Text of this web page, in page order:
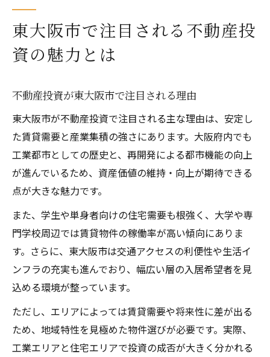
不動産投資で工業需要を活かす資産運用術
住宅需要が生む東大阪市の不動産投資効果
資産運用に役立つ不動産投資の実践知識
長期安定を目指す資産運用のポイント
安定収入に繋がる東大阪市の不動産戦略
安定収入を実現する不動産投資の方法
不動産投資で収益を最大化する戦略解説
東大阪市で安定した賃貸経営を目指す
長期的な安定収入を得る資産運用術
不動産投資で資産価値を高める実践ポイント
不動産投資で資産価値を高めるコツとは
資産価値向上を狙う物件選びの着眼点
不動産投資で価値維持に重要なポイント
リノベーションで資産価値を高める方法
長期的な資産形成に役立つ不動産投資
東大阪市で注目される不動産投
資の魅力とは
不動産投資が東大阪市で注目される理由
東大阪市が不動産投資で注目される主な理由は、安定し
た賃貸需要と産業集積の強さにあります。大阪府内でも
工業都市としての歴史と、再開発による都市機能の向上
が進んでいるため、資産価値の維持・向上が期待できる
点が大きな魅力です。
また、学生や単身者向けの住宅需要も根強く、大学や専
門学校周辺では賃貸物件の稼働率が高い傾向にありま
す。さらに、東大阪市は交通アクセスの利便性や生活イ
ンフラの充実も進んでおり、幅広い層の入居希望者を見
込める環境が整っています。
ただし、エリアによっては賃貸需要や将来性に差が出る
ため、地域特性を見極めた物件選びが必要です。実際、
工業エリアと住宅エリアで投資の成否が大きく分かれる